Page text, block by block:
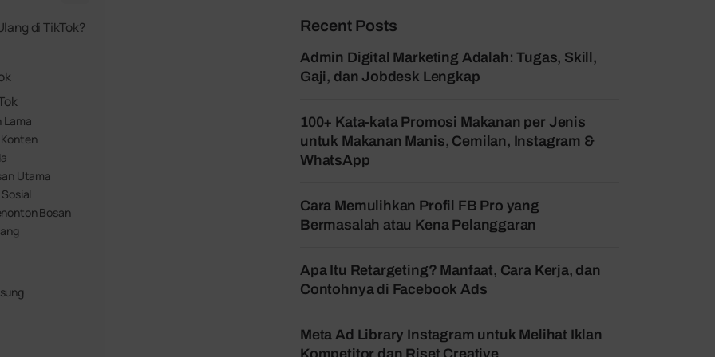
di TikTok?
Lama
Utama
Bosan
Recent Posts
Admin Digital Marketing Adalah: Tugas, Skill,
Gaji, dan Jobdesk Lengkap
100+ Kata-kata Promosi Makanan per Jenis
untuk Makanan Manis, Cemilan, Instagram &
WhatsApp
Cara Memulihkan Profil FB Pro yang
Bermasalah atau Kena Pelanggaran
Apa Itu Retargeting? Manfaat, Cara Kerja, dan
Contohnya di Facebook Ads
Meta Ad Library Instagram untuk Melihat Iklan
Kompetitor dan Riset Creative